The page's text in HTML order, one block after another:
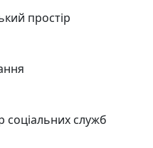
простір
соціальних служб